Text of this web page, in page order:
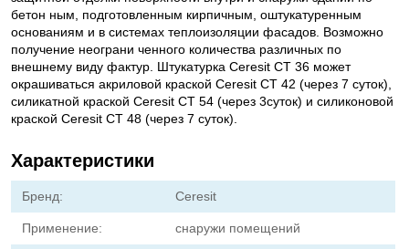
бетон ным, подготовленным кирпичным, оштукатуренным
основаниям и в системах теплоизоляции фасадов. Возможно
получение неограни ченного количества различных по
внешнему виду фактур. Штукатурка Ceresit CT 36 может
окрашиваться акриловой краской Ceresit CT 42 (через 7 суток),
силикатной краской Ceresit CT 54 (через 3суток) и силиконовой
краской Ceresit CT 48 (через 7 суток).
Характеристики
Бренд: Ceresit
Применение: снаружи помещений